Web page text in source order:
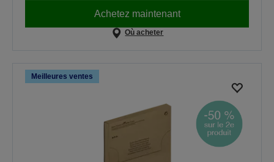
Achetez maintenant
Où acheter
Meilleures ventes